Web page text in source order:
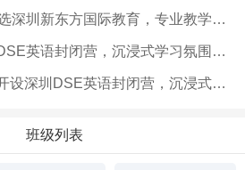
深圳DSE英语封闭营选深圳新东方国际教育，专业教学助力备考
深圳新东方国际教育DSE英语封闭营，沉浸式学习氛围营造
深圳新东方国际教育开设深圳DSE英语封闭营，沉浸式学习体验
班级列表